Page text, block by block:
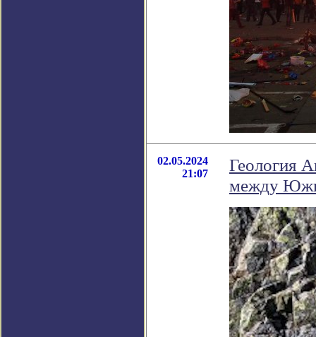
02.05.2024
21:07
Геология
между